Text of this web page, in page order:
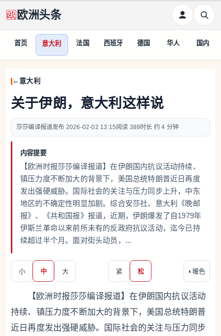
欧洲头条
首页 意大利 法国 西班牙 德国 华人 国内
意大利
关于伊朗，意大利这样说
莎莎编译报道 2026-02-02 13:15 389 约 4 分钟
内容提要
【欧洲时报莎莎编译报道】在伊朗国内抗议活动持续、
镇压力度不断加大的背景下，美国总统特朗普近日再度
发出强硬威胁。国际社会的关注与压力同步上升，中东
地区的不确定性明显加剧。综合安莎社、意大利《晚邮
报》、《共和国报》报道，近期，伊朗爆发了自1979年
伊斯兰革命以来前所未有的反政府抗议活动，迄今已持
续超过半个月。面对街头动员，...
小 中 大 紧 松 ◐ 暖色
【欧洲时报莎莎编译报道】在伊朗国内抗议活动
持续、镇压力度不断加大的背景下，美国总统特朗普
近日再度发出强硬威胁。国际社会的关注与压力同步